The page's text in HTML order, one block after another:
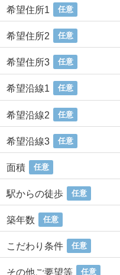
希望住所1 任意
希望住所2 任意
希望住所3 任意
希望沿線1 任意
希望沿線2 任意
希望沿線3 任意
面積 任意
駅からの徒歩 任意
築年数 任意
こだわり条件 任意
その他ご要望等 任意